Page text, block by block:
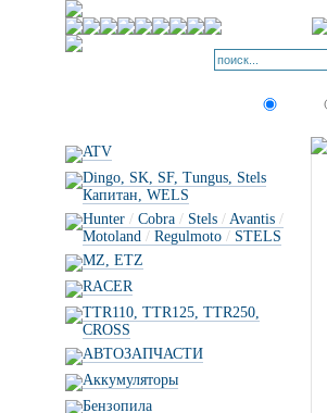
ATV
Dingo, SK, SF, Tungus, Stels
Капитан, WELS
Hunter / Cobra / Stels / Avantis /
Motoland / Regulmoto / STELS
MZ, ETZ
RACER
TTR110, TTR125, TTR250,
CROSS
АВТОЗАПЧАСТИ
Аккумуляторы
Бензопила